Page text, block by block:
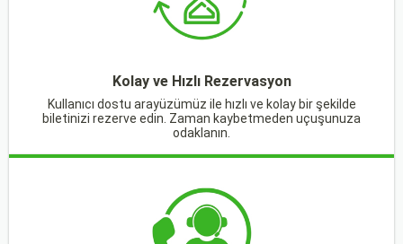
Kolay ve Hızlı Rezervasyon
Kullanıcı dostu arayüzümüz ile hızlı ve kolay bir şekilde
biletinizi rezerve edin. Zaman kaybetmeden uçuşunuza
odaklanın.